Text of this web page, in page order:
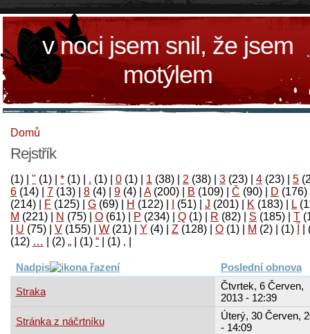
v noci jsem snil, že jsem
motýlem
Domů
Rejstřík
(1) " (1) * (1) . (1) 0 (1) 1 (38) 2 (38) 3 (23) 4 (23) 5
6 (14) 7 (13) 8 (4) 9 (4) A(200) B (109) Č (90) D (176)
(214)
F (125) G (69) H (122) (51) J (201) K (183) L
M (221) N (75) O (61) P (234) Q (1) R (82) S (185) T
U (75) V (155) W (21) Y (4) Z (128) Ο (1) М (2)
(1)
‚
(1)
“
(1)
„
(2)
…
(12)
Nadpis Poslední obnova
Straka
Čtvrtek, 6 Červen,
2013 - 12:39
Stránka z náčrtníku
Úterý, 30 Červen,
- 14:09